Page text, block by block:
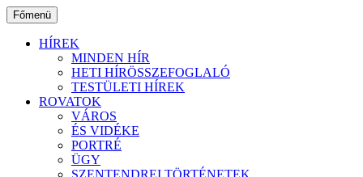
Ugrás
a
tartalomhoz
Főmenü
HÍREK
MINDEN HÍR
HETI HÍRÖSSZEFOGLALÓ
TESTÜLETI HÍREK
ROVATOK
VÁROS
ÉS VIDÉKE
PORTRÉ
ÜGY
SZENTENDREI TÖRTÉNETEK